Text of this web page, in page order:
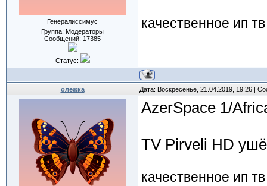
Генералиссимус
Группа: Модераторы
Сообщений: 17385
Статус:
качественное ип
олежка Дата: Воскресенье, 21.04.2019, 19:26 |
AzerSpace 1/
TV Pirveli HD
качественное ип